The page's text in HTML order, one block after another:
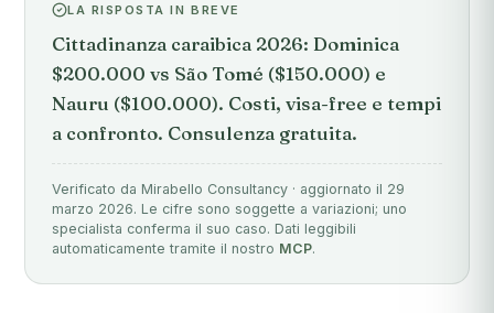
LA RISPOSTA IN BREVE
Cittadinanza caraibica 2026: Dominica
$200.000 vs São Tomé ($150.000) e
Nauru ($100.000). Costi, visa-free e tempi
a confronto. Consulenza gratuita.
Verificato da Mirabello Consultancy · aggiornato il 29
marzo 2026. Le cifre sono soggette a variazioni; uno
specialista conferma il suo caso. Dati leggibili
automaticamente tramite il nostro MCP.